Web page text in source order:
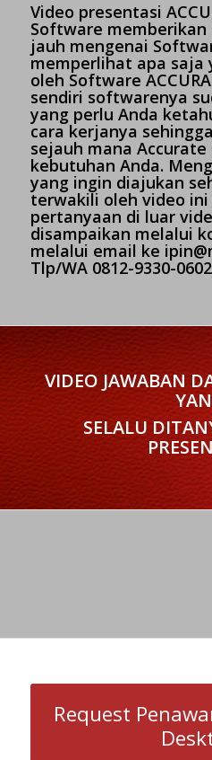
Video presentasi
Software memberikan
jauh mengenai
memperlihat apa saja
oleh Software
sendiri softwarenya
yang perlu Anda
cara kerjanya
sejauh mana
kebutuhan Anda.
yang ingin diajukan
terwakili oleh video ini
pertanyaan di luar
disampaikan melalui
melalui email ke
Tlp/WA 0812-9330-
VIDEO JAWABAN
SELALU
Request